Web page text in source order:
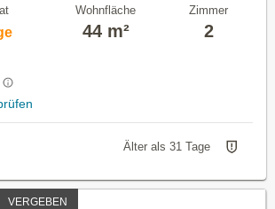
Wohnfläche
44 m²
Zimmer
2
Älter als 31 Tage
VERGEBEN